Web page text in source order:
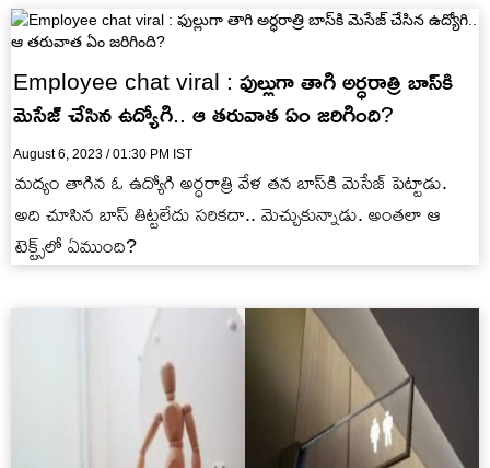
Employee chat viral : ఫుల్లుగా తాగి అర్ధరాత్రి బాస్‌కి
మెసేజ్ చేసిన ఉద్యోగి.. ఆ తరువాత ఏం జరిగింది?
August 6, 2023 / 01:30 PM IST
మద్యం తాగిన ఓ ఉద్యోగి అర్ధరాత్రి వేళ తన బాస్‌కి మెసేజ్ పెట్టాడు.
అది చూసిన బాస్ తిట్టలేదు సరికదా.. మెచ్చుకున్నాడు. అంతలా ఆ
టెక్ట్స్‌లో ఏముంది?